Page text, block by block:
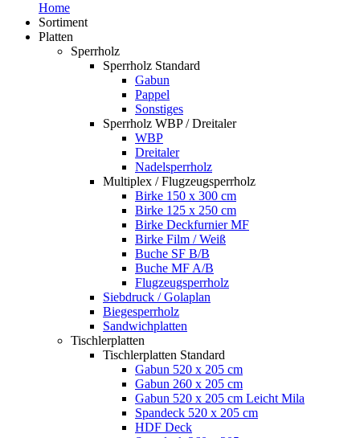
Home
Sortiment
Platten
Sperrholz
Sperrholz Standard
Gabun
Pappel
Sonstiges
Sperrholz WBP / Dreitaler
WBP
Dreitaler
Nadelsperrholz
Multiplex / Flugzeugsperrholz
Birke 150 x 300 cm
Birke 125 x 250 cm
Birke Deckfurnier MF
Birke Film / Weiß
Buche SF B/B
Buche MF A/B
Flugzeugsperrholz
Siebdruck / Golaplan
Biegesperrholz
Sandwichplatten
Tischlerplatten
Tischlerplatten Standard
Gabun 520 x 205 cm
Gabun 260 x 205 cm
Gabun 520 x 205 cm Leicht Mila
Spandeck 520 x 205 cm
HDF Deck